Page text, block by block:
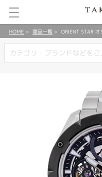
HOME 商品一覧 ORIENT STAR